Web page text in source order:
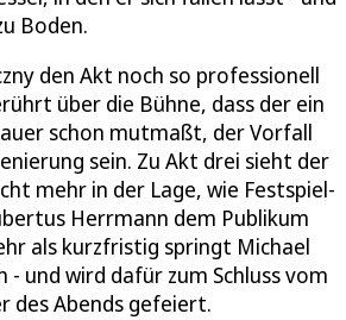
Boden.
den Akt noch so professionell
über die Bühne, dass der ein
schon mutmaßt, der Vorfall
sein. Zu Akt drei sieht der
mehr in der Lage, wie Festspiel-
Herrmann dem Publikum
als kurzfristig springt Michael
- und wird dafür zum Schluss vom
des Abends gefeiert.